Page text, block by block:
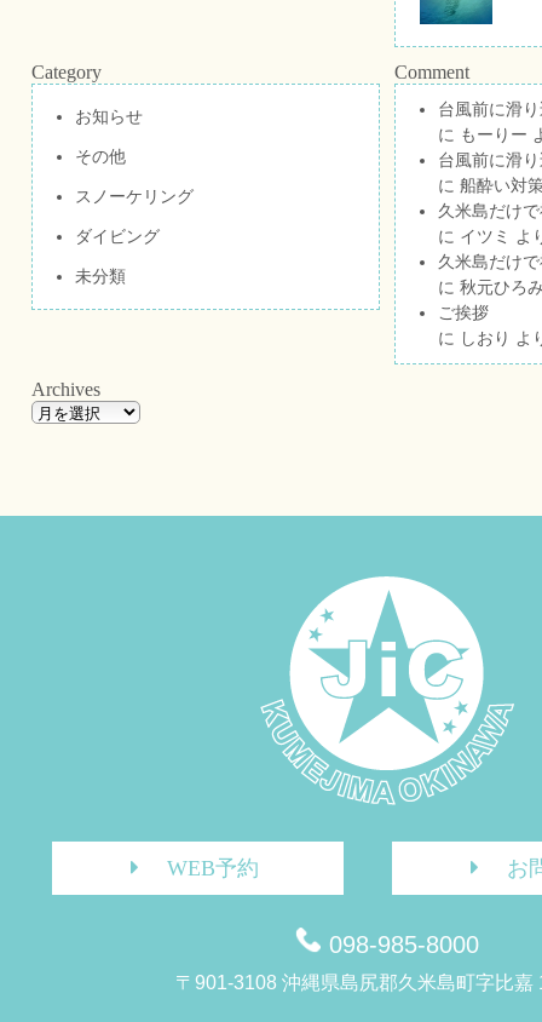
Category
お知らせ
その他
スノーケリング
ダイビング
未分類
Comment
台風前に滑
に もーりー
台風前に滑
に 船酔い対
久米島だけ
に イツミ
よ
久米島だけ
に 秋元ひろ
ご挨拶
に しおり よ
Archives
WEB予約 お
098-985-8000
〒901-3108 沖縄県島尻郡久米島町字比嘉